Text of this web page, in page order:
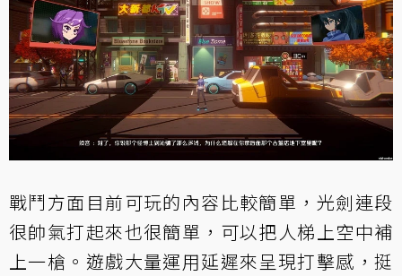
戰鬥方面目前可玩的內容比較簡單，光劍連段
很帥氣打起來也很簡單，可以把人梯上空中補
上一槍。遊戲大量運用延遲來呈現打擊感，挺